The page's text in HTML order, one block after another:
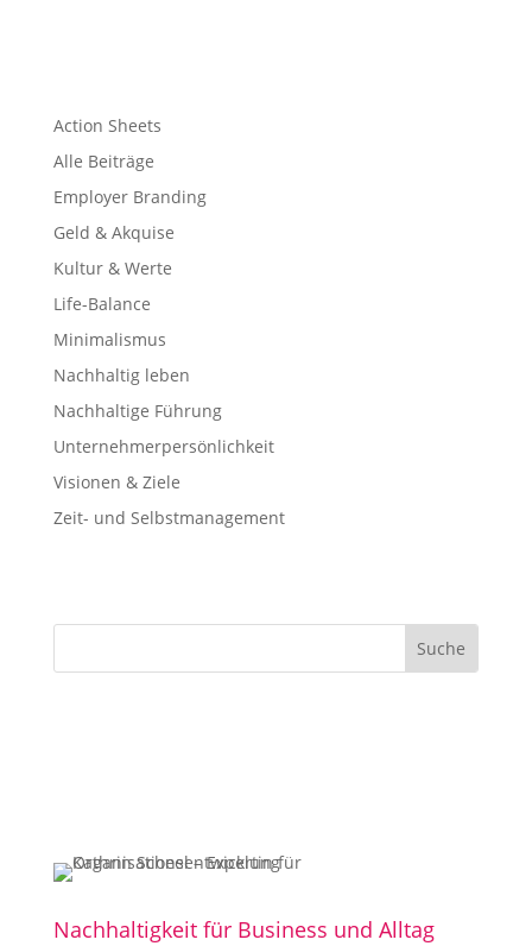
Action Sheets
Alle Beiträge
Employer Branding
Geld & Akquise
Kultur & Werte
Life-Balance
Minimalismus
Nachhaltig leben
Nachhaltige Führung
Unternehmerpersönlichkeit
Visionen & Ziele
Zeit- und Selbstmanagement
Nachhaltigkeit für Business und Alltag